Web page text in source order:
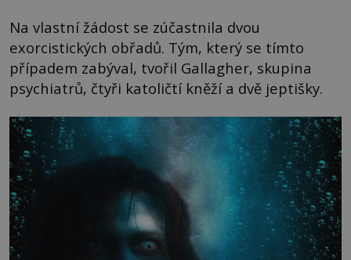
Na vlastní žádost se zúčastnila dvou
exorcistických obřadů. Tým, který se tímto
případem zabýval, tvořil Gallagher, skupina
psychiatrů, čtyři katoličtí kněží a dvě jeptišky.